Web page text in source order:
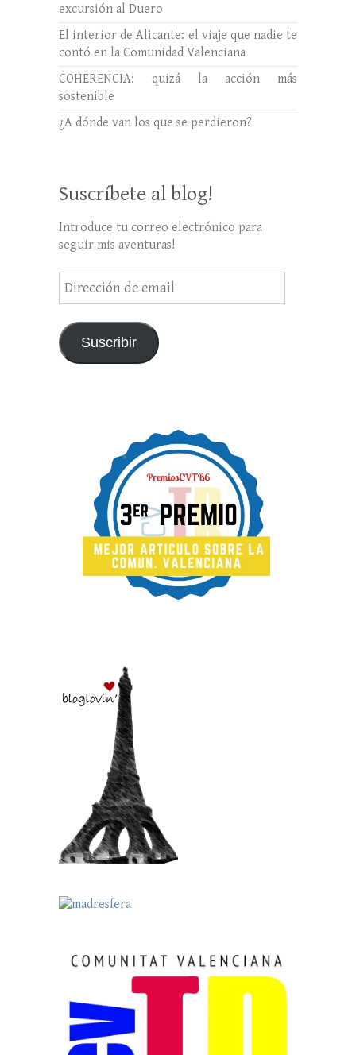
excursión al Duero
El interior de Alicante: el viaje que nadie te
contó en la Comunidad Valenciana
COHERENCIA: quizá la acción más
sostenible
¿A dónde van los que se perdieron?
Suscríbete al blog!
Introduce tu correo electrónico para
seguir mis aventuras!
Dirección
de
Suscribir